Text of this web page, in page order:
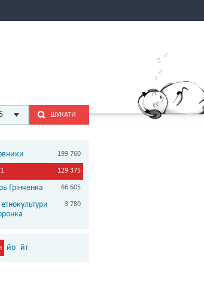
ШУКАТИ
199 760
129 375
Грінченка 66 605
3 780
йо йт